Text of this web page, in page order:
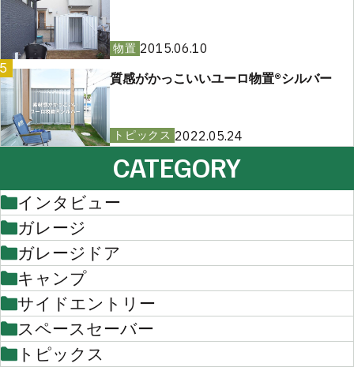
物置 2015.06.10
質感がかっこいいユーロ物置®︎シルバー
トピックス 2022.05.24
CATEGORY
インタビュー
ガレージ
ガレージドア
キャンプ
サイドエントリー
スペースセーバー
トピックス